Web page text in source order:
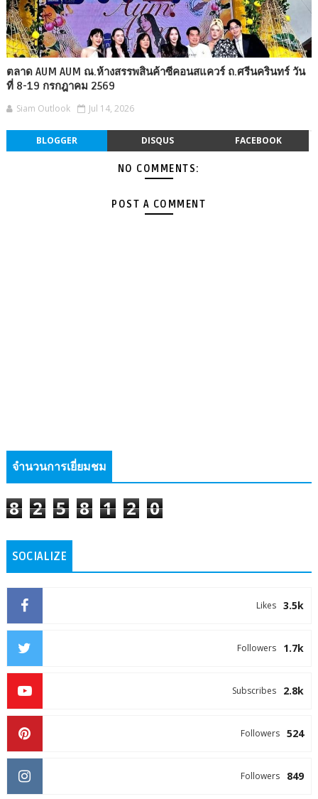
ตลาด AUM AUM ณ.ห้างสรรพสินค้าซีคอนสแควร์ ถ.ศรีนครินทร์ วัน
ที่ 8-19 กรกฎาคม 2569
Siam Outlook Jul 14, 2026
BLOGGER DISQUS FACEBOOK
NO COMMENTS:
POST A COMMENT
จำนวนการเยี่ยมชม
8 2 5 8 1 2 0
SOCIALIZE
3.5k
Likes
1.7k
Followers
2.8k
Subscribes
524
Followers
849
Followers